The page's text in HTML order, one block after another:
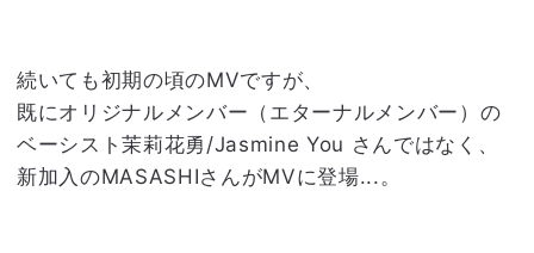
続いても初期の頃のMVですが、
既にオリジナルメンバー（エターナルメンバー）の
ベーシスト茉莉花勇/Jasmine You さんではなく、
新加入のMASASHIさんがMVに登場...。